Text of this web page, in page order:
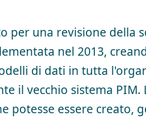
una revisione della
nel 2013,
di dati in tutta
il vecchio sistema PIM.
potesse essere creato,